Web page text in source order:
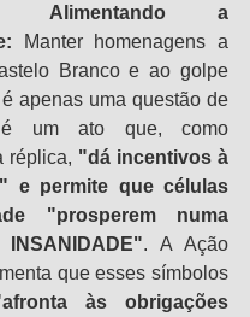
Alimentando a
Manter homenagens a
Branco e ao golpe
apenas uma questão de
é um ato que, como
réplica, "dá incentivos à
e permite que células
"prosperem numa
. A Ação
que esses símbolos
às obrigações